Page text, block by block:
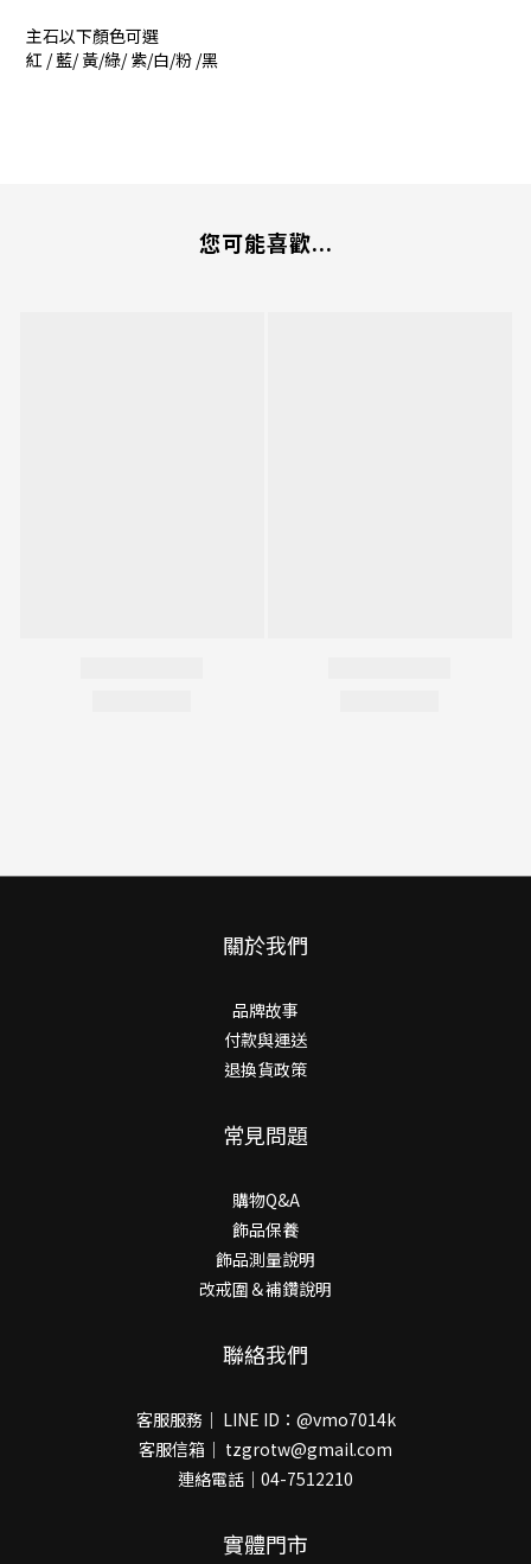
主石以下顏色可選
紅 / 藍/ 黃/綠/ 紫/白/粉 /黑
您可能喜歡...
關於我們
品牌故事
付款與運送
退換貨政策
常見問題
購物Q&A
飾品保養
飾品測量說明
改戒圍＆補鑽說明
聯絡我們
客服服務｜ LINE ID：@vmo7014k
客服信箱｜ tzgrotw@gmail.com
連絡電話｜04-7512210
實體門市